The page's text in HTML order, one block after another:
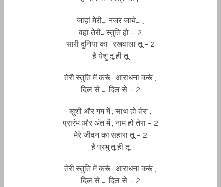
जाहां मेरी…. नजर जाये…. ,
वहां तेरी… स्तुति हो – 2
सारी दुनिया का , रखवाला तू – 2
है येशु तू ही तू
तेरी स्तुति में करूं , आराधना करूं ,
दिल से …. दिल से – 2
ख़ुशी और गम में , साथ हो तेरा ,
प्रारंभ और अंत में , नाम हो तेरा – 2
मेरे जीवन का सहारा तू – 2
है प्रभु तू ही तू
तेरी स्तुति में करूं , आराधना करूं ,
दिल से …. दिल से – 2